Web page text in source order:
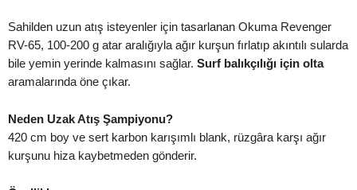
Sahilden uzun atış isteyenler için tasarlanan Okuma Revenger
RV-65, 100-200 g atar aralığıyla ağır kurşun fırlatıp akıntılı sularda
bile yemin yerinde kalmasını sağlar. Surf balıkçılığı için olta
aramalarında öne çıkar.
Neden Uzak Atış Şampiyonu?
420 cm boy ve sert karbon karışımlı blank, rüzgâra karşı ağır
kurşunu hiza kaybetmeden gönderir.